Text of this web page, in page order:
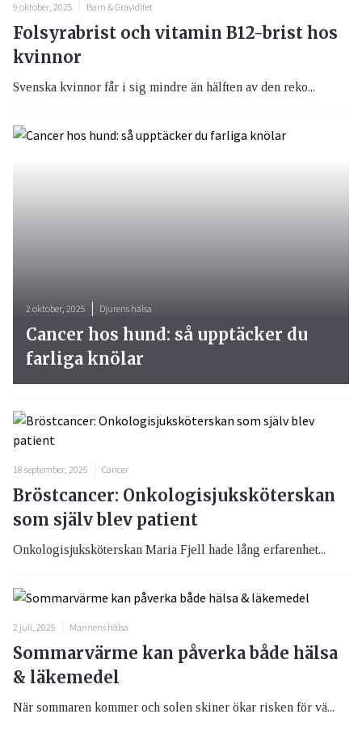
9 oktober, 2025 Barn & Graviditet
Folsyrabrist och vitamin B12-brist hos
kvinnor
Svenska kvinnor får i sig mindre än hälften av den reko...
2 oktober, 2025 Djurens hälsa
Cancer hos hund: så upptäcker du
farliga knölar
18 september, 2025 Cancer
Bröstcancer: Onkologisjuksköterskan
som själv blev patient
Onkologisjuksköterskan Maria Fjell hade lång erfarenhet...
2 juli, 2025 Mannens hälsa
Sommarvärme kan påverka både hälsa
& läkemedel
När sommaren kommer och solen skiner ökar risken för vä...